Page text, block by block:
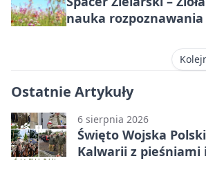
nauka rozpoznawania
Ostatnie Artykuły
6 sierpnia 2026
Święto Wojska
Kalwarii z pieśniami